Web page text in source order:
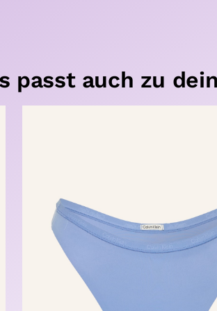
passt auch zu